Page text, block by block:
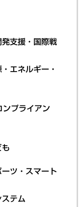
支援・国際戦
エネルギー・
ンプライアン
も
ツ・スマート
テム